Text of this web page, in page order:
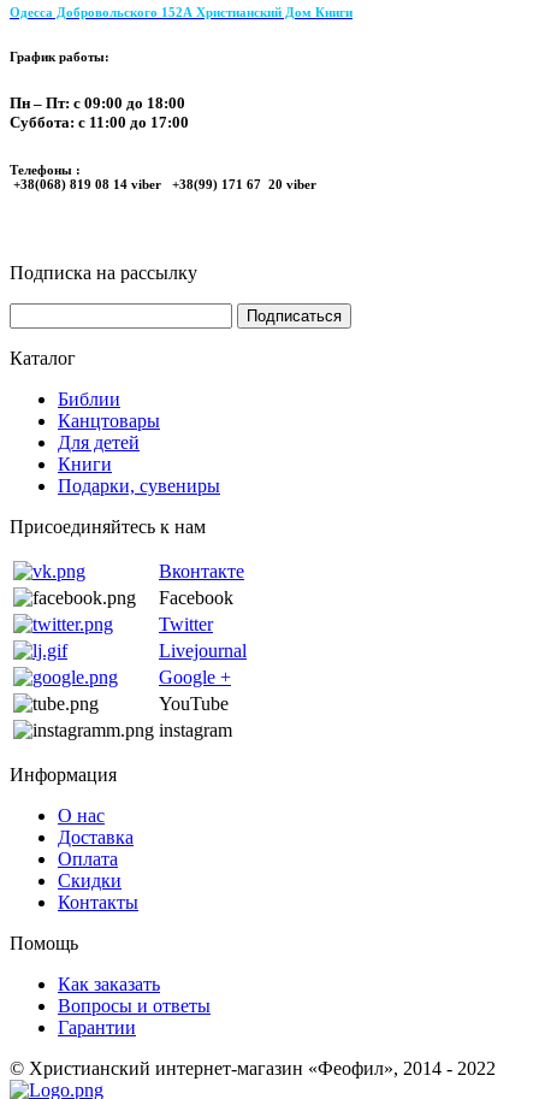
Одесса Добровольского 152А Христианский Дом Книги
График работы:
Пн – Пт: с 09:00 до 18:00
Суббота: с 11:00 до 17:00
Телефоны :
+38(068) 819 08 14 viber +38(99) 171 67 20 viber
Подписка на рассылку
Каталог
Библии
Канцтовары
Для детей
Книги
Подарки, сувениры
Присоединяйтесь к нам
Вконтакте
Facebook
Twitter
Livejournal
Google +
YouTube
instagram
Информация
О нас
Доставка
Оплата
Скидки
Контакты
Помощь
Как заказать
Вопросы и ответы
Гарантии
© Христианский интернет-магазин «Феофил», 2014 - 2022